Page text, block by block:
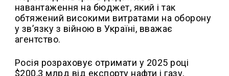
навантаження на бюджет, який і так
обтяжений високими витратами на оборону
у зв’язку з війною в Україні, вважає
агентство.
Росія розраховує отримати у 2025 році
$200,3 млрд від експорту нафти і газу,